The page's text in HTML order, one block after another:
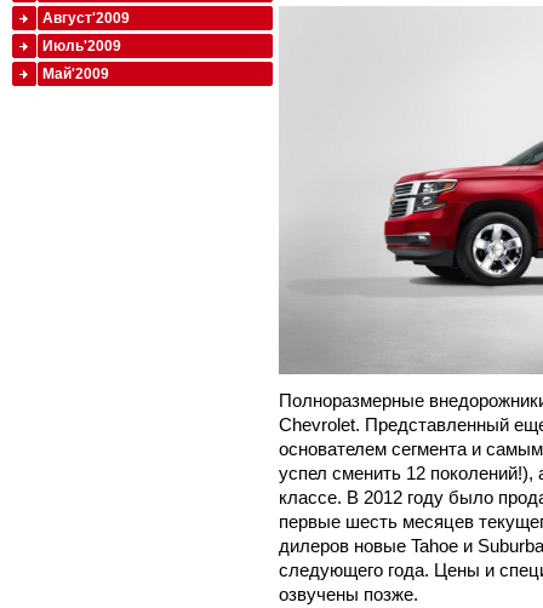
Полноразмерные
Chevrolet. Представленный
основателем сегмента и
успел сменить 12
классе. В 2012 году было
первые шесть месяцев
дилеров новые Tahoe и
следующего года. Цены и
озвучены позже.
Август'2009
Июль'2009
Май'2009